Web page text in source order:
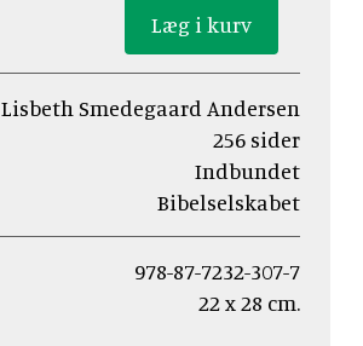
Lisbeth Smedegaard Andersen
256 sider
Indbundet
Bibelselskabet
978-87-7232-307-7
22 x 28 cm.